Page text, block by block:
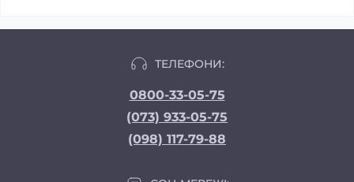
ТЕЛЕФОНИ:
0800-33-05-75
(073) 933-05-75
(098) 117-79-88